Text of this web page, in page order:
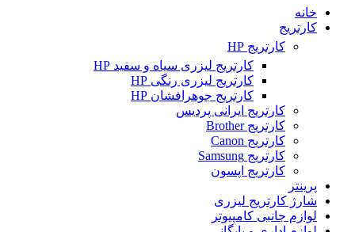
خانه
کارتریج
کارتریج HP
کارتریج لیزری سیاه و سفید HP
کارتریج لیزری رنگی HP
کارتریج جوهرافشان HP
کارتریج ایرانی پردیس
کارتریج Brother
کارتریج Canon
کارتریج Samsung
کارتریج اپسون
پرینتر
شارژ کارتریج لیزری
لوازم جانبی کامپیوتر